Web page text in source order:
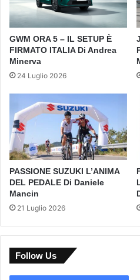
GWM ORA 5 – IL SETUP È
FIRMATO ITALIA Di Andrea
Minerva
24 Luglio 2026
PASSIONE SUZUKI L’ANIMA
DEL PEDALE Di Daniele
Mancin
21 Luglio 2026
Follow Us